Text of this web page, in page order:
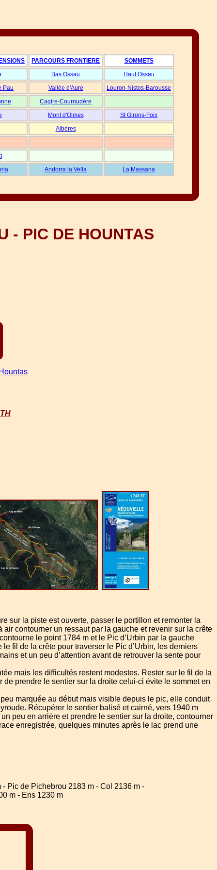
PARCOURS FRONTIERE
SOMMETS
Bas Ossau
Haut Ossau
Pau
Vallée d'Aure
Louron-Nistos-Barousse
Cagire-Cournudère
Mont d'Olmes
St Girons-Foix
Albères
Andorra la Vella La Massana
- PIC DE HOUNTAS
sur la piste est ouverte, passer le portillon et remonter la
contourner un ressaut par la gauche et revenir sur la crête
le point 1784 m et le Pic d’Urbin par la gauche
fil de la crête pour traverser le Pic d’Urbin, les derniers
et un peu d’attention avant de retrouver la sente pour
mais les difficultés restent modestes. Rester sur le fil de la
prendre le sentier sur la droite celui-ci évite le sommet en
marquée au début mais visible depuis le pic, elle conduit
Récupérer le sentier balisé et cairné, vers 1940 m
peu en arrière et prendre le sentier sur la droite, contourner
enregistrée, quelques minutes après le lac prend une
Pic de Pichebrou 2183 m - Col 2136 m -
m - Ens 1230 m